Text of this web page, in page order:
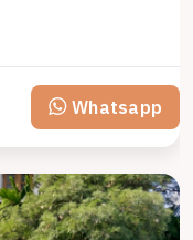
Whatsapp